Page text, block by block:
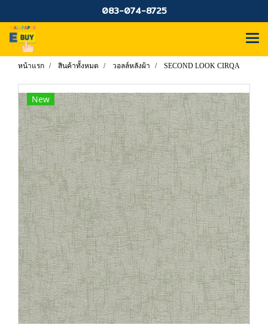
083-074-8725
หน้าแรก สินค้าทั้งหมด วอลล์หลังผ้า SECOND LOOK CIRQA
New